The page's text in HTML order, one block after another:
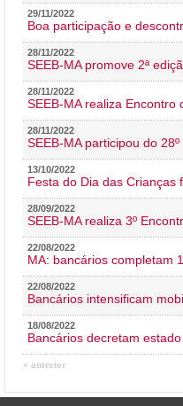
29/11/2022
Boa participação e
28/11/2022
SEEB-MA promove 2ª
28/11/2022
SEEB-MA realiza
28/11/2022
SEEB-MA participou do
13/10/2022
Festa do Dia das Crianças
28/09/2022
SEEB-MA realiza 3º
22/08/2022
MA: bancários completam
22/08/2022
Bancários intensificam
18/08/2022
Bancários decretam
« anterior